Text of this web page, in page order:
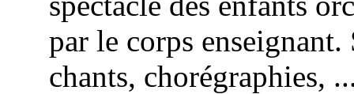
par le corps enseignant.
chants, chorégraphies,